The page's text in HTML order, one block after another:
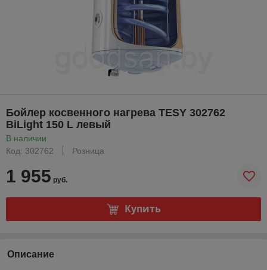
Бойлер косвенного нагрева TESY 302762
BiLight 150 L левый
В наличии
Код: 302762
Розница
1 955 руб.
Купить
Описание